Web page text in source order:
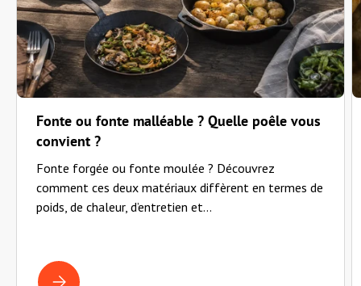
Fonte ou fonte malléable ? Quelle poêle vous
convient ?
Fonte forgée ou fonte moulée ? Découvrez
comment ces deux matériaux diffèrent en termes de
poids, de chaleur, d’entretien et...
FONTE OU FONTE MALLÉABLE ? QUELLE POÊLE VOUS CONVIENT